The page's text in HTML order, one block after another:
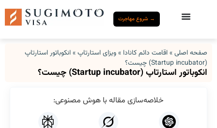
→ شروع مهاجرت
صفحه اصلی»اقامت دائم کانادا »ویزای استارتاپ»انکوباتور استارتاپ
(Startup incubator) چیست؟
انکوباتور استارتاپ (Startup incubator) چیست؟
خلاصه‌سازی مقاله با هوش مصنوعی: